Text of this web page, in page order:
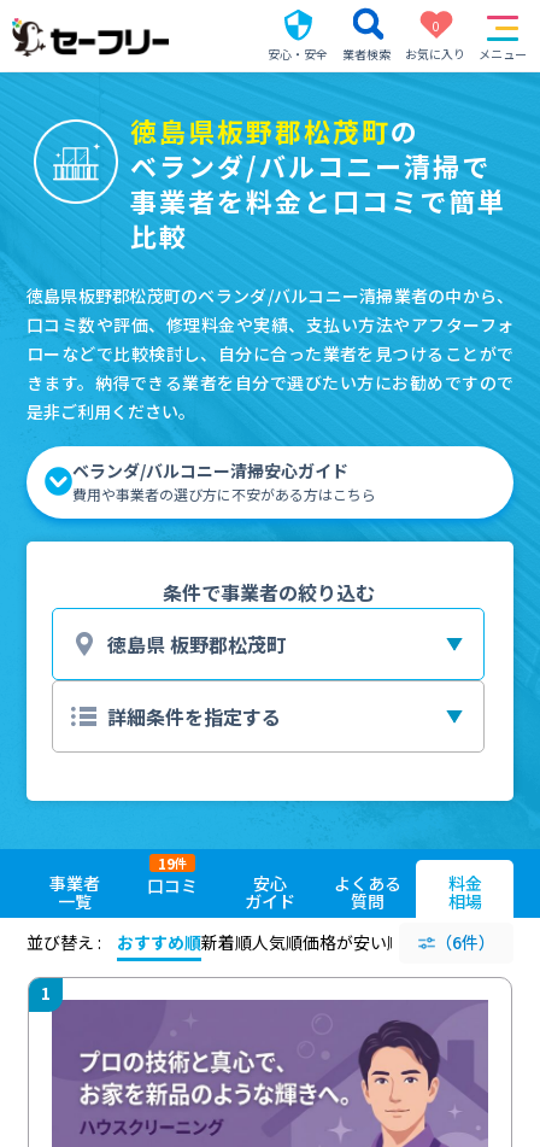
安心・安全 業者検索
0
お気に入り
メニュー
徳島県板野郡松茂町の
ベランダ/バルコニー清掃で
事業者を料金と口コミで簡単
比較
徳島県板野郡松茂町のベランダ/バルコニー清掃業者の中から、
口コミ数や評価、修理料金や実績、支払い方法やアフターフォ
ローなどで比較検討し、自分に合った業者を見つけることがで
きます。納得できる業者を自分で選びたい方にお勧めですので
是非ご利用ください。
ベランダ/バルコニー清掃安心ガイド
費用や事業者の選び方に不安がある方はこちら
条件で事業者の絞り込む
事業者
一覧
口コミ
19件
安心
ガイド
よくある
質問
料金
相場
並び替え :
おすすめ順新着順人気順価格が安い順 評価が高い順
（6件）
1